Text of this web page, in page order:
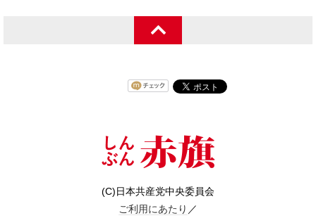
(C)日本共産党中央委員会
ご利用にあたり ／